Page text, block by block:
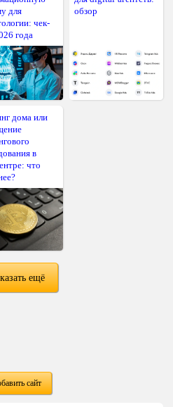
для
чек-
года
обзор
дома или
в
что
ещё
сайт